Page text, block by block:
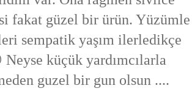
fakat güzel bir ürün. Yüzümle
sempatik yaşım ilerledikçe
küçük yardımcılarla
guzel bir gun olsun ....